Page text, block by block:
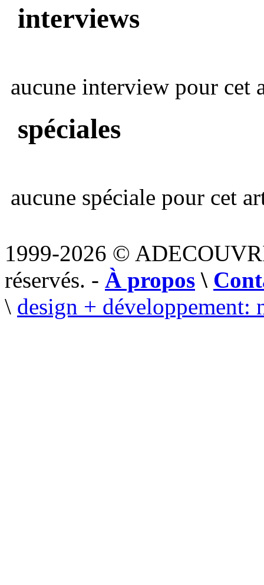
interviews
aucune interview pour cet
spéciales
aucune spéciale pour cet
1999-2026 ©
réservés. - À propos \
\ design + développement: